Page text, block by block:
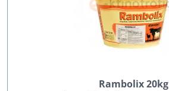
Rambolix 20kg